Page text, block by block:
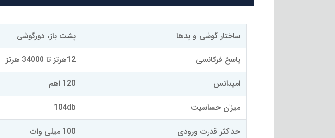
ساختار گوشی و پدها
پشت باز، دورگوشی
پاسخ فرکانسی
12هرتز تا 34000 هرتز
امپدانس
120 اهم
میزان حساسیت
104db
حداکثر قدرت ورودی
100 میلی وات